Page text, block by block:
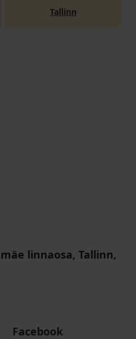
Tallinn
linnaosa, Tallinn,
Facebook